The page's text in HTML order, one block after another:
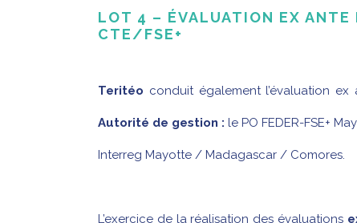
LOT 4 – ÉVALUATION EX ANTE
CTE/FSE+
Teritéo conduit également l’évaluation ex
Autorité de gestion : le PO FEDER-FSE+
Interreg Mayotte / Madagascar / Comores.
L’exercice de la réalisation des évaluations